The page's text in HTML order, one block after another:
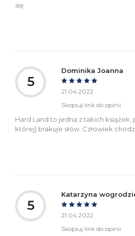
się
5
Dominika Joanna
21.04.2022
Skopiuj link do opinii
Hard Land to jedna z takich
której) brakuje słów. Człowiek
5
Katarzyna
21.04.2022
Skopiuj link do opinii